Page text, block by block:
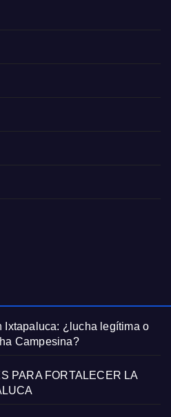
Ixtapaluca: ¿lucha legítima o
Campesina?
PARA FORTALECER LA